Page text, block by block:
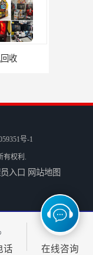
戏厅设备回收
游艺机上门回收公司
号-1
有权利.
入口 网站地图
话 在线咨询